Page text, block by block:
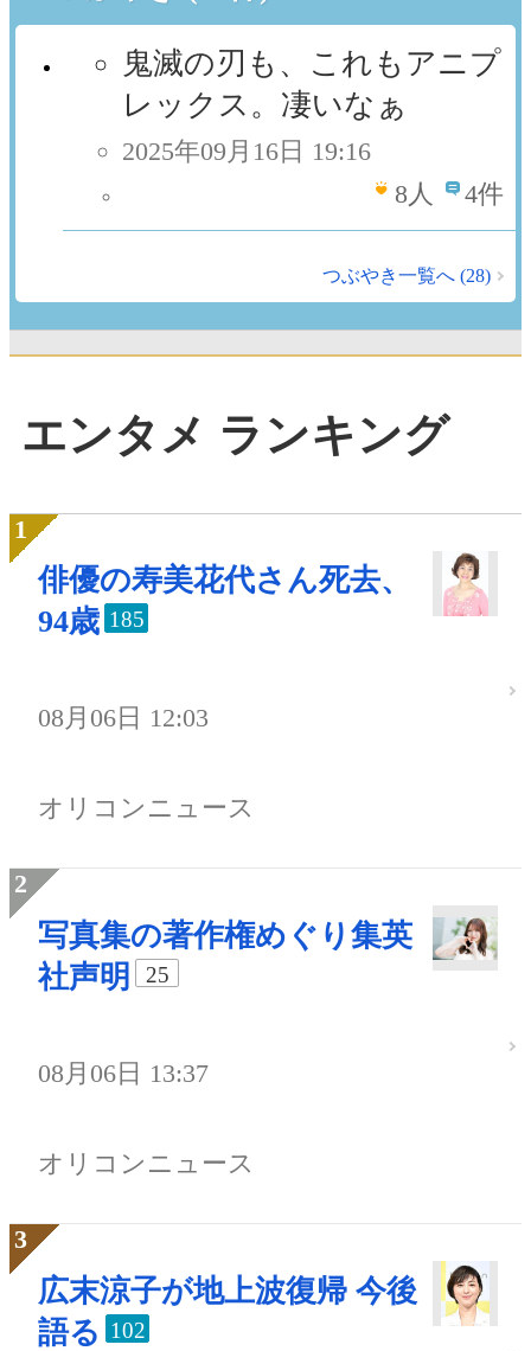
鬼滅の刃も、これもアニプ
レックス。凄いなぁ
2025年09月16日 19:16
8人 4件
つぶやき一覧へ (28)
エンタメ ランキング
俳優の寿美花代さん死去、
94歳 185
08月06日 12:03
オリコンニュース
写真集の著作権めぐり集英
社声明
25
08月06日 13:37
オリコンニュース
広末涼子が地上波復帰 今後
語る 102